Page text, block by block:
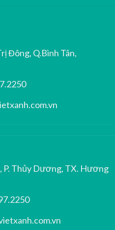
Đông, Q.Bình Tân,
Thủy Dương, TX. Hương